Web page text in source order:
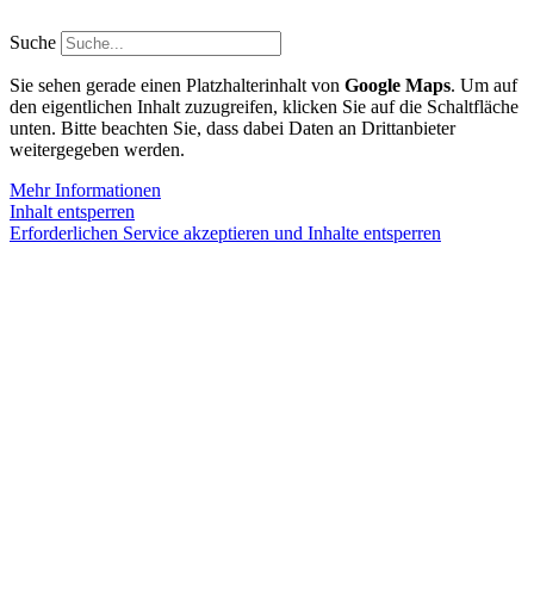
Inhalt
springen
Suche
Sie sehen gerade einen Platzhalterinhalt von Google Maps. Um auf
den eigentlichen Inhalt zuzugreifen, klicken Sie auf die Schaltfläche
unten. Bitte beachten Sie, dass dabei Daten an Drittanbieter
weitergegeben werden.
Mehr Informationen
Inhalt entsperren
Erforderlichen Service akzeptieren und Inhalte entsperren